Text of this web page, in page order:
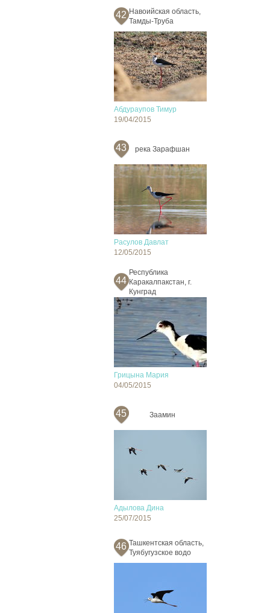
42 Навоийская область,
Тамды-Труба
Абдураупов Тимур
19/04/2015
43 река Зарафшан
Расулов Давлат
12/05/2015
44
Республика
Каракалпакстан, г.
Кунград
Грицына Мария
04/05/2015
45 Заамин
Адылова Дина
25/07/2015
46 Ташкентская область,
Туябугузское водо